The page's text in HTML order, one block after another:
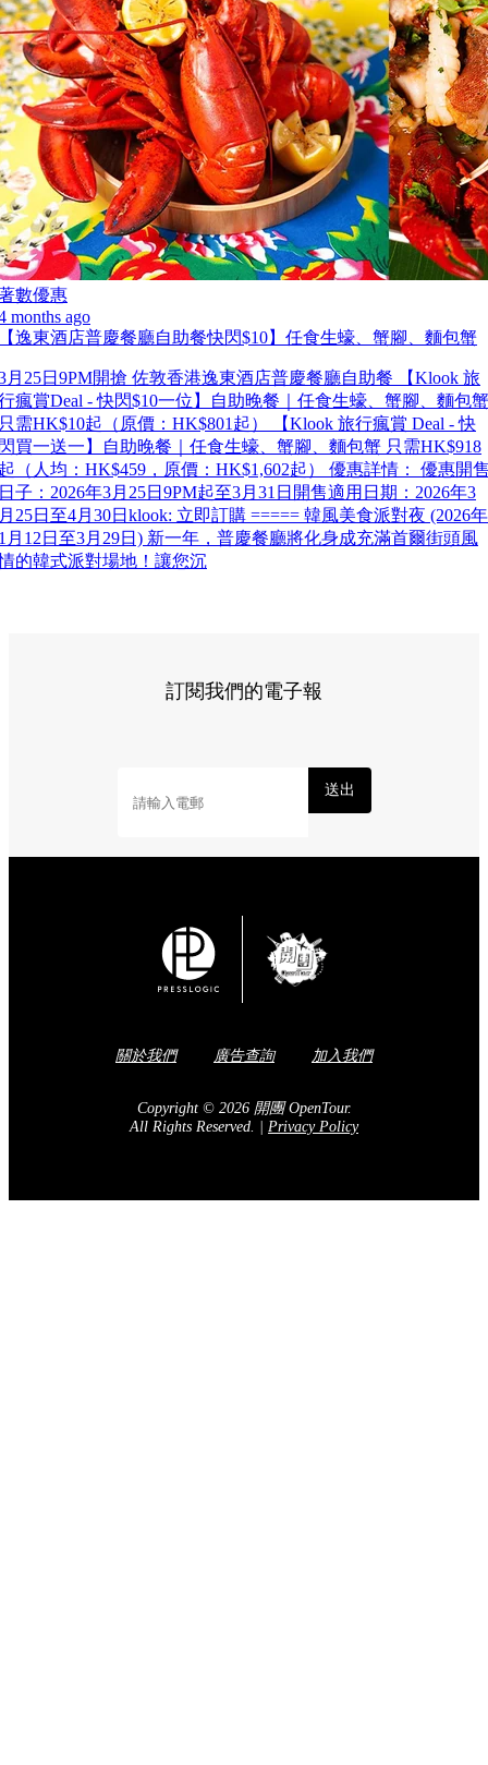
數優惠
months ago
逸東酒店普慶餐廳自助餐快閃$10】任食生蠔、蟹腳、麵包蟹
月25日9PM開搶 佐敦香港逸東酒店普慶餐廳自助餐 【Klook 旅
瘋賞Deal - 快閃$10一位】自助晚餐｜任食生蠔、蟹腳、麵包蟹
需HK$10起（原價：HK$801起） 【Klook 旅行瘋賞 Deal - 快
買一送一】自助晚餐｜任食生蠔、蟹腳、麵包蟹 只需HK$918
（人均：HK$459，原價：HK$1,602起） 優惠詳情： 優惠開
子：2026年3月25日9PM起至3月31日開售適用日期：2026年3
25日至4月30日klook: 立即訂購 ===== 韓風美食派對夜 (2026年
月12日至3月29日) 新一年，普慶餐廳將化身成充滿首爾街頭風
的韓式派對場地！讓您沉
訂閱我們的電子報
送出
關於我們 廣告查詢 加入我們
Copyright © 2026 開團 OpenTour.
All Rights Reserved.
Privacy Policy